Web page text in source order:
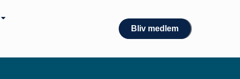
Bliv medlem